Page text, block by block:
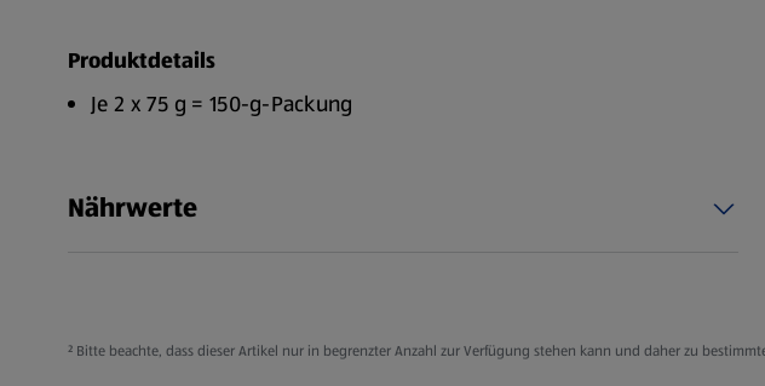
Produktdetails
Je 2 x 75 g = 150-g-Packung
Nährwerte
² Bitte beachte, dass dieser Artikel nur in begrenzter Anzahl zur Verfügung stehen kann und daher zu